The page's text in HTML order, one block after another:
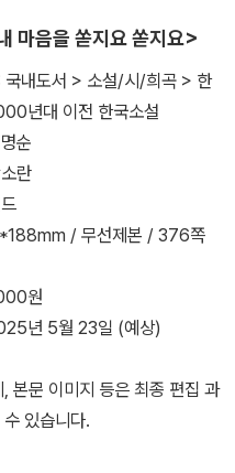
마음을 쏟지요 쏟지요>
국내도서 > 소설/시/희곡 > 한
년대 이전 한국소설
순
란
/ 무선제본 / 376쪽
원
년 5월 23일 (예상)
본문 이미지 등은 최종 편집 과
있습니다.